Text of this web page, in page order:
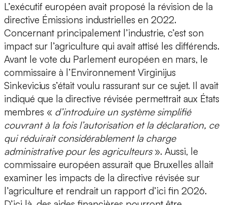
L’exécutif européen avait proposé la révision de la
directive Émissions industrielles en 2022.
Concernant principalement l’industrie, c’est son
impact sur l’agriculture qui avait attisé les différends.
Avant le vote du Parlement européen en mars, le
commissaire à l’Environnement Virginijus
Sinkevicius s’était voulu rassurant sur ce sujet. Il avait
indiqué que la directive révisée permettrait aux États
membres « d’introduire un système simplifié
couvrant à la fois l’autorisation et la déclaration, ce
qui réduirait considérablement la charge
administrative pour les agriculteurs». Aussi, le
commissaire européen assurait que Bruxelles allait
examiner les impacts de la directive révisée sur
l’agriculture et rendrait un rapport d’ici fin 2026.